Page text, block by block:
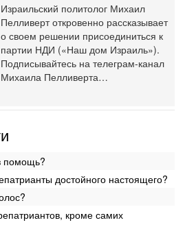
Израильский политолог Михаил
Пелливерт откровенно рассказывает
о своем решении присоединиться к
партии НДИ («Наш дом Израиль»).
Подписывайтесь на телеграм-канал
Михаила Пелливерта…
помощь?
достойного настоящего?
кроме самих